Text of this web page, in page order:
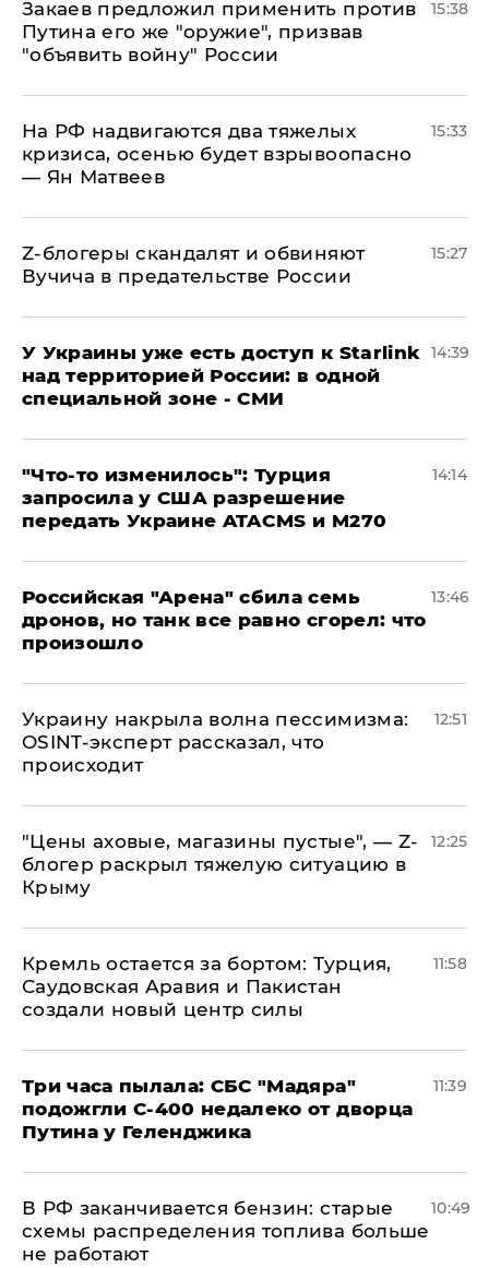
Закаев предложил применить против
Путина его же "оружие", призвав
"объявить войну" России
15:38
На РФ надвигаются два тяжелых
кризиса, осенью будет взрывоопасно
— Ян Матвеев
15:33
Z-блогеры скандалят и обвиняют
Вучича в предательстве России
15:27
У Украины уже есть доступ к Starlink
над территорией России: в одной
специальной зоне - СМИ
14:39
​"Что-то изменилось": Турция
запросила у США разрешение
передать Украине ATACMS и M270
14:14
​Российская "Арена" сбила семь
дронов, но танк все равно сгорел: что
произошло
13:46
​Украину накрыла волна пессимизма:
OSINT-эксперт рассказал, что
происходит
12:51
​"Цены аховые, магазины пустые", — Z-
блогер раскрыл тяжелую ситуацию в
Крыму
12:25
​Кремль остается за бортом: Турция,
Саудовская Аравия и Пакистан
создали новый центр силы
11:58
Три часа пылала: СБС "Мадяра"
подожгли С-400 недалеко от дворца
Путина у Геленджика
11:39
​В РФ заканчивается бензин: старые
схемы распределения топлива больше
не работают
10:49